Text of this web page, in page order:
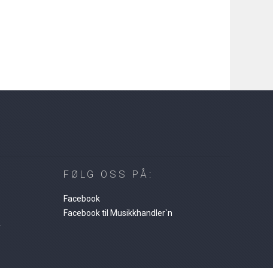
FØLG OSS PÅ:
Facebook
Facebook til Musikkhandler`n